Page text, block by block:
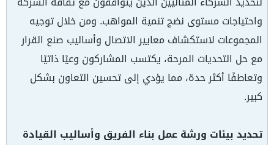
واحتياجات مستوى نضج تنمية المواهب. ومن خلال توجيه
المجموعات لاستكشاف معايير الاتصال وأساليب صنع القرار
مع حل التحديات المرحة، يكتسب المشاركون وعيًا ذاتيًا
وتعاطفًا أكثر حدة، مما يؤدي إلى تحسين التعاون بشكل
كبير.
تحديد بيئات ورشة عمل بناء الفريق وأساليب القيادة